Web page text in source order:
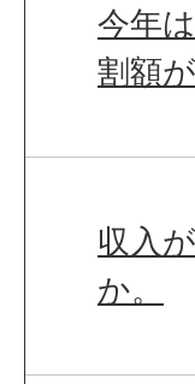
今年
割額
収入
か。